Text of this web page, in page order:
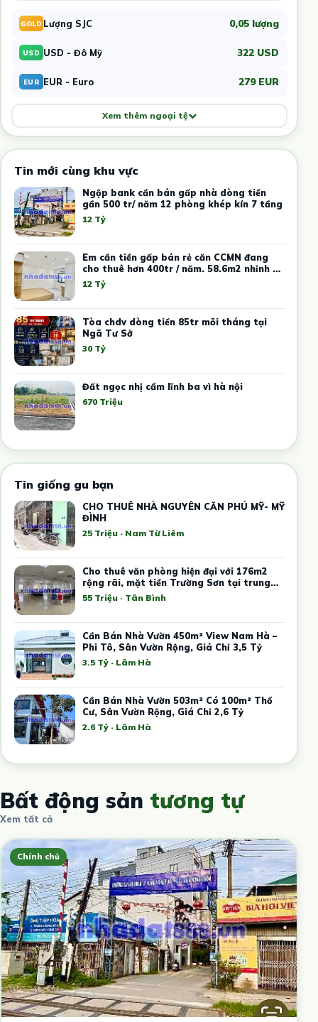
GOLD Lượng SJC 0,05 lượng
USD USD - Đô Mỹ 322 USD
EUR EUR - Euro 279 EUR
Xem thêm ngoại tệ
Tin mới cùng khu vực
Ngộp bank cần bán gấp nhà dòng tiền
gần 500 tr/ năm 12 phòng khép kín 7 tầng
12 Tỷ
Em cần tiền gấp bán rẻ căn CCMN đang
cho thuê hơn 400tr / năm. 58.6m2 nhỉnh 12
tỷ
12 Tỷ
Tòa chdv dòng tiền 85tr mỗi tháng tại
Ngã Tư Sở
30 Tỷ
Đất ngọc nhị cẩm lĩnh ba vì hà nội
670 Triệu
Tin giống gu bạn
CHO THUÊ NHÀ NGUYÊN CĂN PHÚ MỸ- MỸ
ĐÌNH
25 Triệu · Nam Từ Liêm
Cho thuê văn phòng hiện đại với 176m2
rộng rãi, mặt tiền Trường Sơn tại trung
tâm Tân Bình
55 Triệu · Tân Bình
Cần Bán Nhà Vườn 450m² View Nam Hà –
Phi Tô, Sân Vườn Rộng, Giá Chỉ 3,5 Tỷ
3.5 Tỷ · Lâm Hà
Cần Bán Nhà Vườn 503m² Có 100m² Thổ
Cư, Sân Vườn Rộng, Giá Chỉ 2,6 Tỷ
2.6 Tỷ · Lâm Hà
Bất động sản tương tự
Xem tất cả
Chính chủ